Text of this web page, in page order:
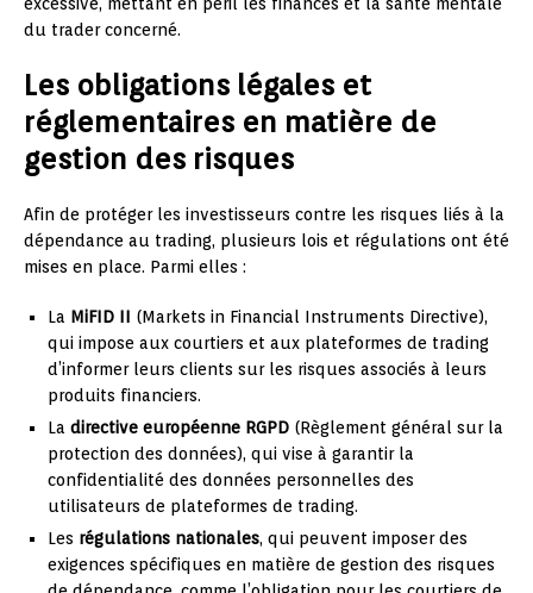
excessive, mettant en péril les finances et la santé mentale
du trader concerné.
Les obligations légales et
réglementaires en matière de
gestion des risques
Afin de protéger les investisseurs contre les risques liés à la
dépendance au trading, plusieurs lois et régulations ont été
mises en place. Parmi elles :
La MiFID II (Markets in Financial Instruments Directive),
qui impose aux courtiers et aux plateformes de trading
d’informer leurs clients sur les risques associés à leurs
produits financiers.
La directive européenne RGPD (Règlement général sur la
protection des données), qui vise à garantir la
confidentialité des données personnelles des
utilisateurs de plateformes de trading.
Les régulations nationales, qui peuvent imposer des
exigences spécifiques en matière de gestion des risques